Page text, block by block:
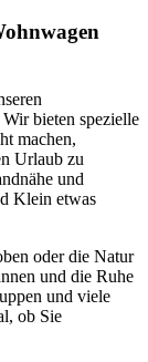
bieten spezielle
machen,
Urlaub zu
und
Klein etwas
oder die Natur
und die Ruhe
und viele
ob Sie